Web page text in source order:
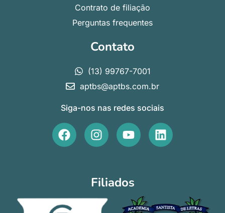
Contrato de filiação
Perguntas frequentes
Contato
(13) 99767-7001
aptbs@aptbs.com.br
Siga-nos nas redes sociais
F
a
o
I
n
a
g
r
Y
o
b
e
L
i
i
Filiados